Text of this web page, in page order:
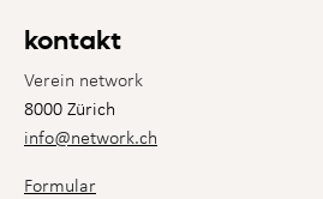
kontakt
Verein network
8000 Zürich
info@network.ch
Formular